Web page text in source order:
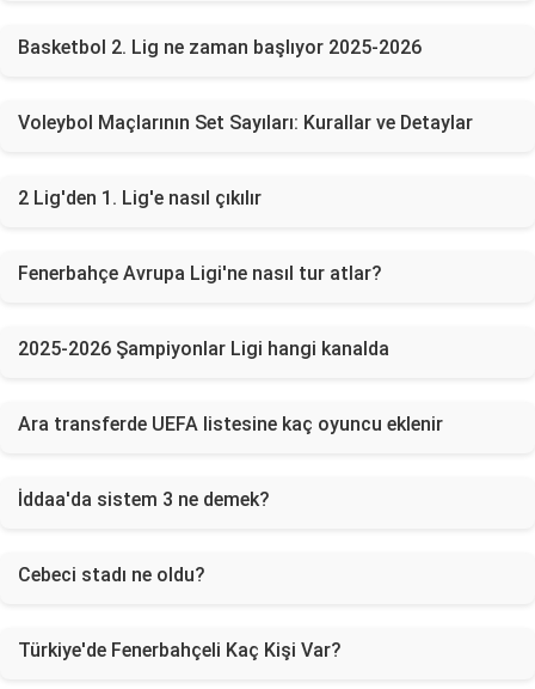
Basketbol 2. Lig ne zaman başlıyor 2025-2026
Voleybol Maçlarının Set Sayıları: Kurallar ve Detaylar
2 Lig'den 1. Lig'e nasıl çıkılır
Fenerbahçe Avrupa Ligi'ne nasıl tur atlar?
2025-2026 Şampiyonlar Ligi hangi kanalda
Ara transferde UEFA listesine kaç oyuncu eklenir
İddaa'da sistem 3 ne demek?
Cebeci stadı ne oldu?
Türkiye'de Fenerbahçeli Kaç Kişi Var?